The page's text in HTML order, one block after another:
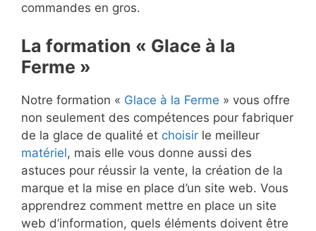
commandes en gros.
La formation « Glace à la
Ferme »
Notre formation « Glace à la Ferme » vous offre
non seulement des compétences pour fabriquer
de la glace de qualité et choisir le meilleur
matériel, mais elle vous donne aussi des
astuces pour réussir la vente, la création de la
marque et la mise en place d’un site web. Vous
apprendrez comment mettre en place un site
web d’information, quels éléments doivent être